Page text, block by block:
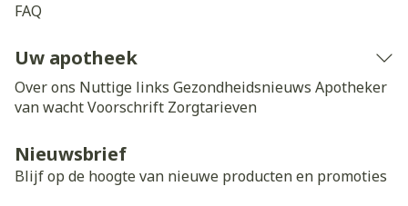
FAQ
Uw apotheek
Over ons Nuttige links Gezondheidsnieuws Apotheker
van wachtVoorschrift Zorgtarieven
Nieuwsbrief
Blijf op de hoogte van nieuwe producten en promoties